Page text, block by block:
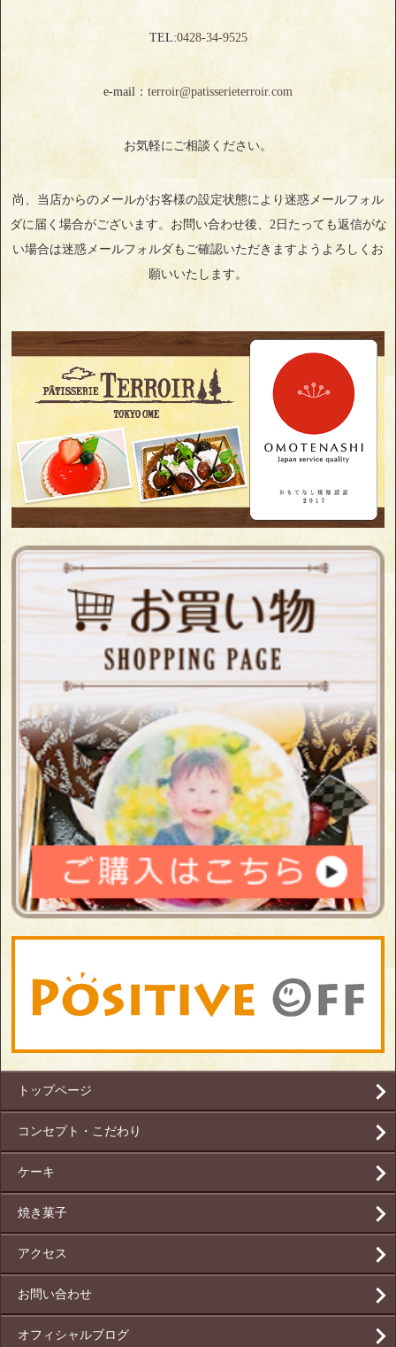
TEL:0428‐34‐9525
e-mail： terroir@patisserieterroir.com
お気軽にご相談ください。
尚、当店からのメールがお客様の設定状態により迷惑メールフォル
ダに届く場合がございます。お問い合わせ後、2日たっても返信がな
い場合は迷惑メールフォルダもご確認いただきますようよろしくお
願いいたします。
トップページ
コンセプト・こだわり
ケーキ
焼き菓子
アクセス
お問い合わせ
オフィシャルブログ